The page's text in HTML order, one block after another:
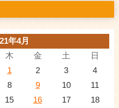
年4月
木 金 土 日
1 2 3
4
8 9 10
11
15 16 17
18